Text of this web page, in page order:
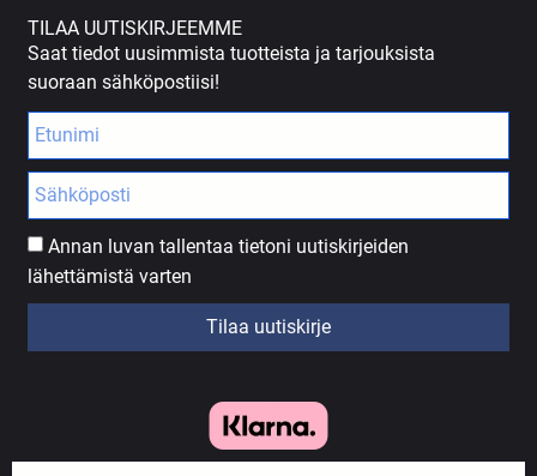
TILAA UUTISKIRJEEMME
Saat tiedot uusimmista tuotteista ja tarjouksista
suoraan sähköpostiisi!
Annan luvan tallentaa tietoni uutiskirjeiden
lähettämistä varten
Tilaa uutiskirje